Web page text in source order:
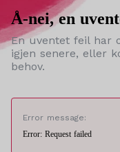
Å-nei, en
En uventet feil har
igjen senere, eller
behov.
Error message:
Error: Request failed